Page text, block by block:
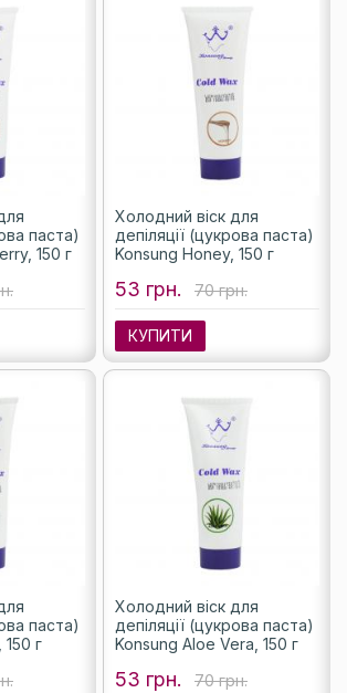
паста)
150 г
Холодний віск для
депіляції (цукрова паста)
Konsung Honey, 150 г
53 грн. 70 грн.
КУПИТИ
паста)
г
Холодний віск для
депіляції (цукрова паста)
Konsung Aloe Vera, 150 г
53 грн. 70 грн.